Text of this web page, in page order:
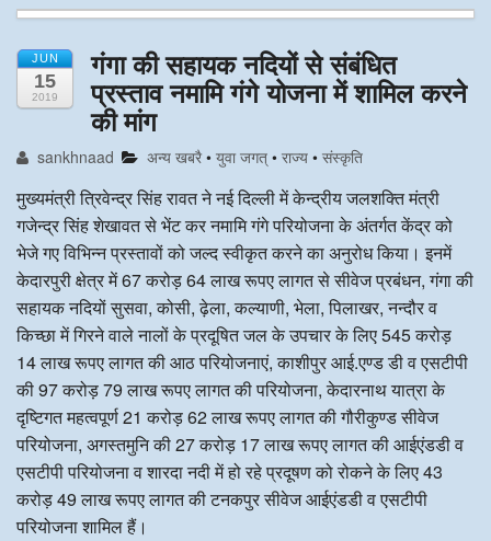
स्वास्‍थ्य
देश विदेश
अन्य खबरै
JUN
15
2019
गंगा की सहायक नदियों से संबंधित
प्रस्ताव नमामि गंगे योजना में शामिल करने
की मांग
sankhnaad अन्य खबरै •युवा जगत् •राज्य •संस्कृति
मुख्यमंत्री त्रिवेन्द्र सिंह रावत ने नई दिल्ली में केन्द्रीय जलशक्ति मंत्री
गजेन्द्र सिंह शेखावत से भेंट कर नमामि गंगे परियोजना के अंतर्गत केंद्र को
भेजे गए विभिन्न प्रस्तावों को जल्द स्वीकृत करने का अनुरोध किया। इनमें
केदारपुरी क्षेत्र में 67 करोड़ 64 लाख रूपए लागत से सीवेज प्रबंधन, गंगा की
सहायक नदियों सुसवा, कोसी, ढ़ेला, कल्याणी, भेला, पिलाखर, नन्दौर व
किच्छा में गिरने वाले नालों के प्रदूषित जल के उपचार के लिए 545 करोड़
14 लाख रूपए लागत की आठ परियोजनाएं, काशीपुर आई.एण्ड डी व एसटीपी
की 97 करोड़ 79 लाख रूपए लागत की परियोजना, केदारनाथ यात्रा के
दृष्टिगत महत्वपूर्ण 21 करोड़ 62 लाख रूपए लागत की गौरीकुण्ड सीवेज
परियोजना, अगस्तमुनि की 27 करोड़ 17 लाख रूपए लागत की आईएंडडी व
एसटीपी परियोजना व शारदा नदी में हो रहे प्रदूषण को रोकने के लिए 43
करोड़ 49 लाख रूपए लागत की टनकपुर सीवेज आईएंडडी व एसटीपी
परियोजना शामिल हैं।